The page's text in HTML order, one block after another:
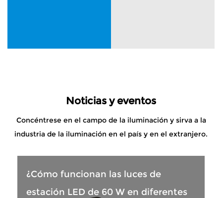
Noticias y eventos
Concéntrese en el campo de la iluminación y sirva a la
industria de la iluminación en el país y en el extranjero.
¿Cómo funcionan las luces de
estación LED de 60 W en diferentes